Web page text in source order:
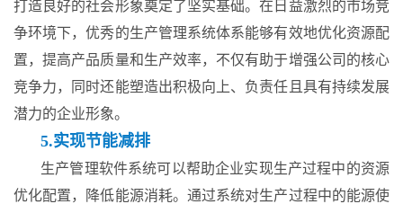
打造良好的社会形象奠定了坚实基础。在日益激烈的市场竞
争环境下，优秀的生产管理系统体系能够有效地优化资源配
置，提高产品质量和生产效率，不仅有助于增强公司的核心
竞争力，同时还能塑造出积极向上、负责任且具有持续发展
潜力的企业形象。
5.实现节能减排
生产管理软件系统可以帮助企业实现生产过程中的资源
优化配置，降低能源消耗。通过系统对生产过程中的能源使